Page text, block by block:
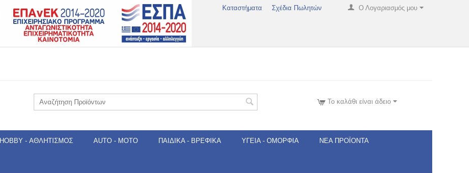
Ο Λογαριασμός μου
Καταστήματα Σχέδια Πωλητών
Το καλάθι είναι άδειο
HOBBY - ΑΘΛΗΤΙΣΜΌΣ AUTO - MOTO ΠΑΙΔΙΚΆ - ΒΡΕΦΙΚΆ ΥΓΕΊΑ - ΟΜΟΡΦΙΆ ΝΈΑ ΠΡΟΪΌΝΤΑ